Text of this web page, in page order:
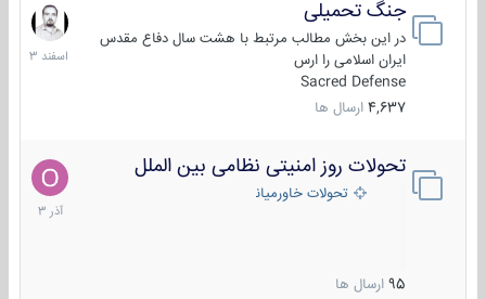
جنگ تحمیلی
در این بخش مطالب مرتبط با هشت سال دفاع مقدس
ایران اسلامی را ارس
Sacred Defense
4,637 ارسال ها
20
اسفند
1403
تحولات روز امنیتی نظامی بین الملل
تحولات خاورمیانه
95 ارسال ها
21
آذر
1403